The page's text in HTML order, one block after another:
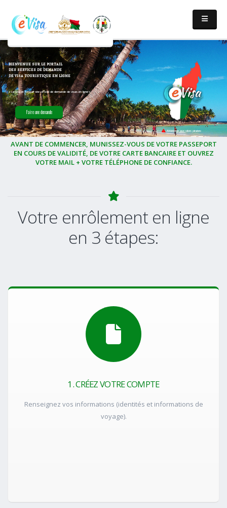
bienvenue sur le portail
des services de demande
de visa touristique en ligne
« Le seul et l'unique site officiel de demande de visas en ligne »
Faire une demande
Attention aux sites pirates
AVANT DE COMMENCER, MUNISSEZ-VOUS DE VOTRE PASSEPORT
EN COURS DE VALIDITÉ, DE VOTRE CARTE BANCAIRE ET OUVREZ
VOTRE MAIL + VOTRE TÉLÉPHONE DE CONFIANCE.
Votre enrôlement en ligne
en 3 étapes:
1. CRÉEZ VOTRE COMPTE
Renseignez vos informations (identités et informations de
voyage).